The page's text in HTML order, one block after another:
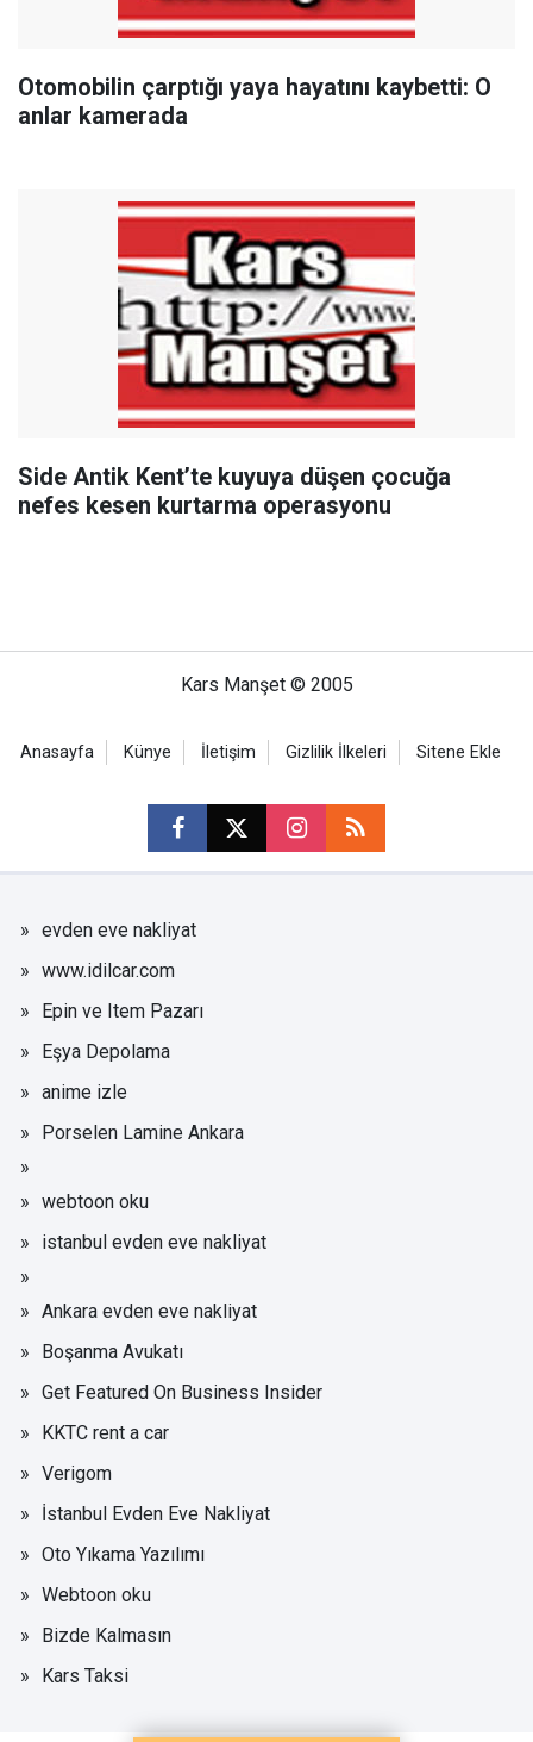
Otomobilin çarptığı yaya hayatını kaybetti: O
anlar kamerada
Side Antik Kent’te kuyuya düşen çocuğa
nefes kesen kurtarma operasyonu
Kars Manşet © 2005
Anasayfa Künye İletişim Gizlilik İlkeleri Sitene Ekle
evden eve nakliyat
www.idilcar.com
Epin ve Item Pazarı
Eşya Depolama
anime izle
Porselen Lamine Ankara
webtoon oku
istanbul evden eve nakliyat
Ankara evden eve nakliyat
Boşanma Avukatı
Get Featured On Business Insider
KKTC rent a car
Verigom
İstanbul Evden Eve Nakliyat
Oto Yıkama Yazılımı
Webtoon oku
Bizde Kalmasın
Kars Taksi